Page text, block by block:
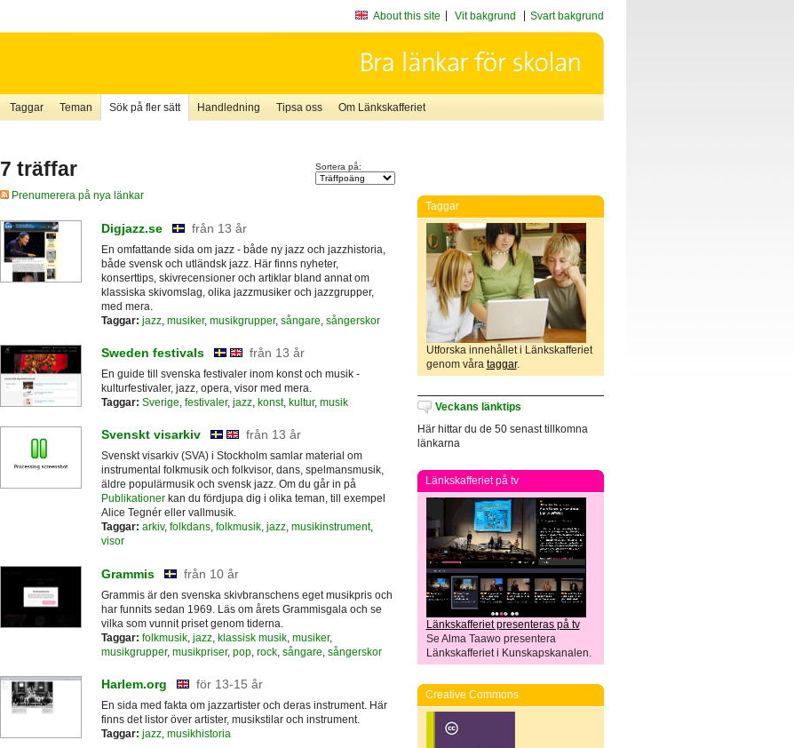
About this site Vit bakgrund Svart bakgrund
Taggar Teman Sök på fler sätt Handledning Tipsa oss Om Länkskafferiet
7 träffar Sortera på:
Prenumerera på nya länkar
Digjazz.se från 13 år
En omfattande sida om jazz - både ny jazz och jazzhistoria,
både svensk och utländsk jazz. Här finns nyheter,
konserttips, skivrecensioner och artiklar bland annat om
klassiska skivomslag, olika jazzmusiker och jazzgrupper,
med mera.
Taggar: jazz, musiker, musikgrupper, sångare sångerskor
Sweden festivals från 13 år
En guide till svenska festivaler inom konst och musik -
kulturfestivaler, jazz, opera, visor med mera.
Taggar: Sverige, festivaler, jazz, konst, kultur, musik
Svenskt visarkiv från 13 år
Svenskt visarkiv (SVA) i Stockholm samlar material om
instrumental folkmusik och folkvisor, dans, spelmansmusik,
äldre populärmusik och svensk jazz. Om du går in på
Publikationerkan du fördjupa dig i olika teman, till exempel
Alice Tegnér eller vallmusik.
Taggar: arkiv, folkdans, folkmusik, jazz, musikinstrument,
visor
Grammis från 10 år
Grammis är den svenska skivbranschens eget musikpris och
har funnits sedan 1969. Läs om årets Grammisgala och se
vilka som vunnit priset genom tiderna.
Taggar: folkmusik, jazz, klassisk musik, musiker,
musikgrupper, musikpriser, pop, rock, sångare, sångerskor
Harlem.org för 13-15 år
En sida med fakta om jazzartister och deras instrument. Här
finns det listor över artister, musikstilar och instrument.
Taggar: jazz, musikhistoria
Taggar
Utforska innehållet i Länkskafferiet
genom våra taggar.
Veckans länktips
Här hittar du de 50 senast tillkomna
länkarna
Länkskafferiet på tv
Länkskafferiet presenteras på tv
Se Alma Taawo presentera
Länkskafferiet i Kunskapskanalen.
Creative Commons